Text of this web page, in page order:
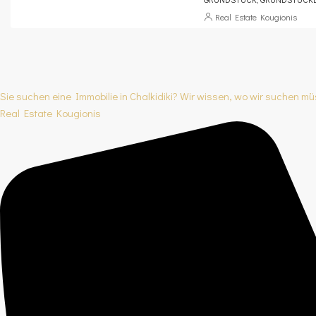
Real Estate Kougionis
Sie suchen eine Immobilie in Chalkidiki? Wir wissen, wo wir suchen
Real Estate Kougionis